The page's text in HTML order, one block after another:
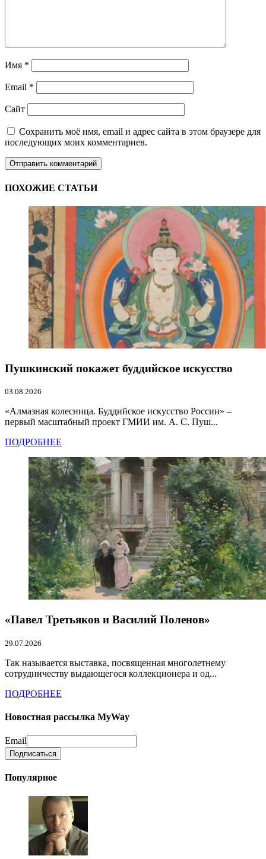
Имя *
Email *
Сайт
Сохранить моё имя, email и адрес сайта в этом браузере для
последующих моих комментариев.
ПОХОЖИЕ СТАТЬИ
Пушкинский покажет буддийское искусство
03.08.2026
«Алмазная колесница. Буддийское искусство России» –
первый масштабный проект ГМИИ им. А. С. Пуш...
ПОДРОБНЕЕ
«Павел Третьяков и Василий Поленов»
29.07.2026
Так называется выставка, посвященная многолетнему
сотрудничеству выдающегося коллекционера и од...
ПОДРОБНЕЕ
Новостная рассылка MyWay
Email
Популярное